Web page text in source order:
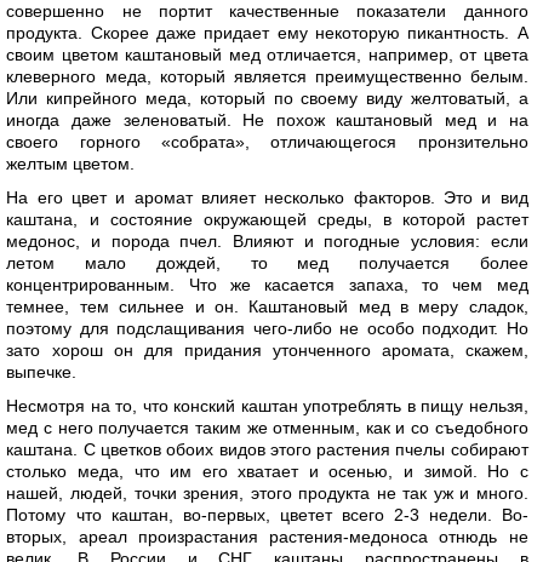
совершенно не портит качественные показатели данного
продукта. Скорее даже придает ему некоторую пикантность. А
своим цветом каштановый мед отличается, например, от цвета
клеверного меда, который является преимущественно белым.
Или кипрейного меда, который по своему виду желтоватый, а
иногда даже зеленоватый. Не похож каштановый мед и на
своего горного «собрата», отличающегося пронзительно
желтым цветом.
На его цвет и аромат влияет несколько факторов. Это и вид
каштана, и состояние окружающей среды, в которой растет
медонос, и порода пчел. Влияют и погодные условия: если
летом мало дождей, то мед получается более
концентрированным. Что же касается запаха, то чем мед
темнее, тем сильнее и он. Каштановый мед в меру сладок,
поэтому для подслащивания чего-либо не особо подходит. Но
зато хорош он для придания утонченного аромата, скажем,
выпечке.
Несмотря на то, что конский каштан употреблять в пищу нельзя,
мед с него получается таким же отменным, как и со съедобного
каштана. С цветков обоих видов этого растения пчелы собирают
столько меда, что им его хватает и осенью, и зимой. Но с
нашей, людей, точки зрения, этого продукта не так уж и много.
Потому что каштан, во-первых, цветет всего 2-3 недели. Во-
вторых, ареал произрастания растения-медоноса отнюдь не